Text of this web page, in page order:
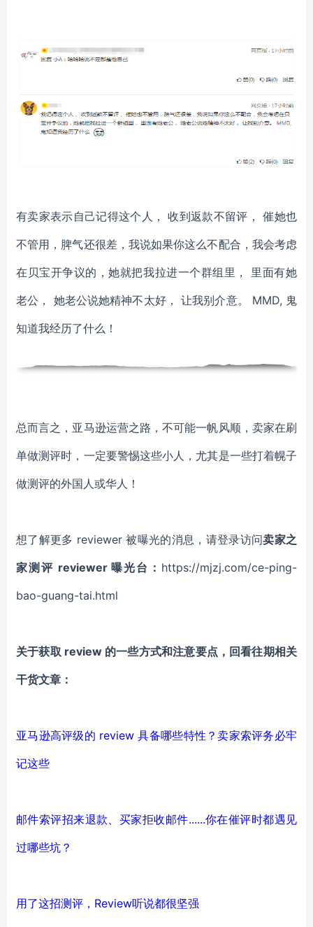
有卖家表示自己记得这个人， 收到返款不留评， 催她也
不管用，脾气还很差，我说如果你这么不配合，我会考虑
在贝宝开争议的，她就把我拉进一个群组里， 里面有她
老公， 她老公说她精神不太好， 让我别介意。 MMD, 鬼
知道我经历了什么！
总而言之，亚马逊运营之路，不可能一帆风顺，卖家在刷
单做测评时，一定要警惕这些小人，尤其是一些打着幌子
做测评的外国人或华人！
想了解更多 reviewer 被曝光的消息，请登录访问卖家之
家测评 reviewer 曝光台： https://mjzj.com/ce-ping-
bao-guang-tai.html
关于获取 review 的一些方式和注意要点，回看往期相关
干货文章：
亚马逊高评级的 review 具备哪些特性？卖家索评务必牢
记这些
邮件索评招来退款、买家拒收邮件......你在催评时都遇见
过哪些坑？
用了这招测评，Review听说都很坚强